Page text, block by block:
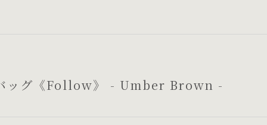
ッグ《Follow》 - Umber Brown -